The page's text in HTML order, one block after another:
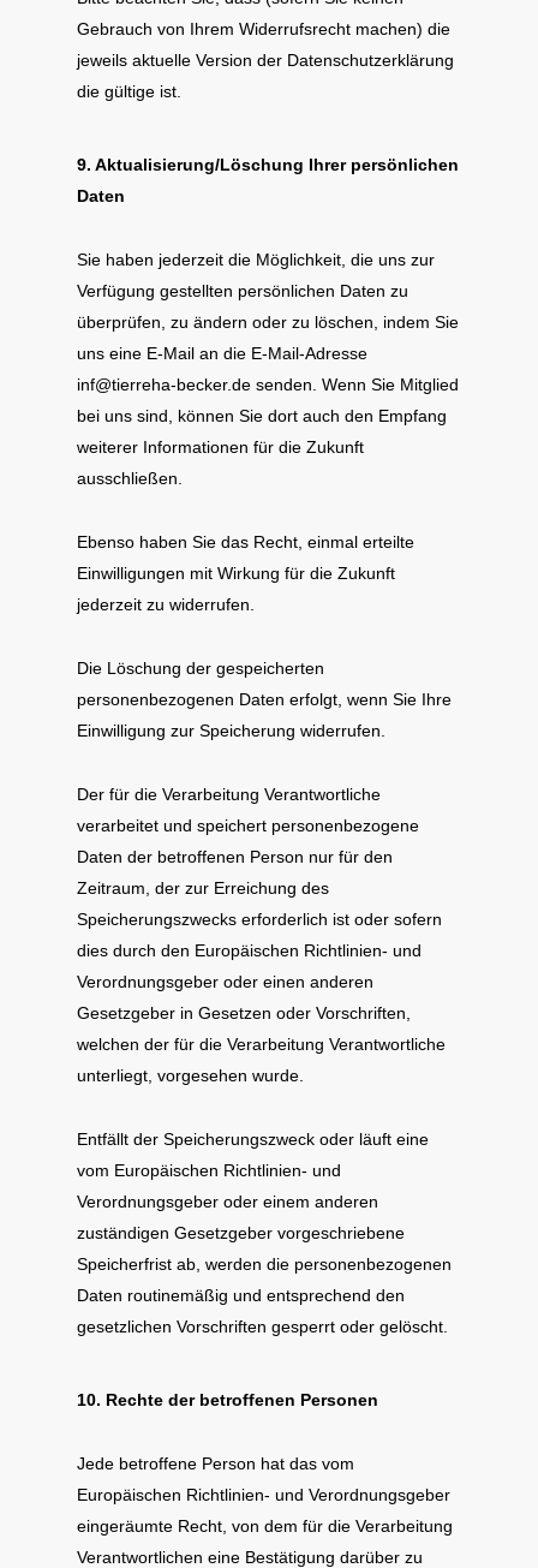
Gebrauch von Ihrem Widerrufsrecht machen) die
jeweils aktuelle Version der Datenschutzerklärung
die gültige ist.
9. Aktualisierung/Löschung Ihrer persönlichen
Daten
Sie haben jederzeit die Möglichkeit, die uns zur
Verfügung gestellten persönlichen Daten zu
überprüfen, zu ändern oder zu löschen, indem Sie
uns eine E-Mail an die E-Mail-Adresse
inf@tierreha-becker.de senden. Wenn Sie Mitglied
bei uns sind, können Sie dort auch den Empfang
weiterer Informationen für die Zukunft
ausschließen.
Ebenso haben Sie das Recht, einmal erteilte
Einwilligungen mit Wirkung für die Zukunft
jederzeit zu widerrufen.
Die Löschung der gespeicherten
personenbezogenen Daten erfolgt, wenn Sie Ihre
Einwilligung zur Speicherung widerrufen.
Der für die Verarbeitung Verantwortliche
verarbeitet und speichert personenbezogene
Daten der betroffenen Person nur für den
Zeitraum, der zur Erreichung des
Speicherungszwecks erforderlich ist oder sofern
dies durch den Europäischen Richtlinien- und
Verordnungsgeber oder einen anderen
Gesetzgeber in Gesetzen oder Vorschriften,
welchen der für die Verarbeitung Verantwortliche
unterliegt, vorgesehen wurde.
Entfällt der Speicherungszweck oder läuft eine
vom Europäischen Richtlinien- und
Verordnungsgeber oder einem anderen
zuständigen Gesetzgeber vorgeschriebene
Speicherfrist ab, werden die personenbezogenen
Daten routinemäßig und entsprechend den
gesetzlichen Vorschriften gesperrt oder gelöscht.
10. Rechte der betroffenen Personen
Jede betroffene Person hat das vom
Europäischen Richtlinien- und Verordnungsgeber
eingeräumte Recht, von dem für die Verarbeitung
Verantwortlichen eine Bestätigung darüber zu